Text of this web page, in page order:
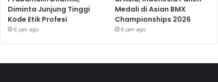
Diminta Junjung Tinggi
Kode Etik Profesi
6 jam ago
Medali di Asian BMX
Championships 2026
6 jam ago